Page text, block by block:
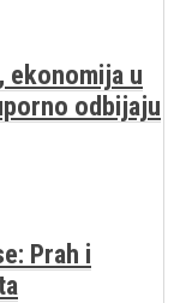
ekonomija u
odbijaju
Prah i